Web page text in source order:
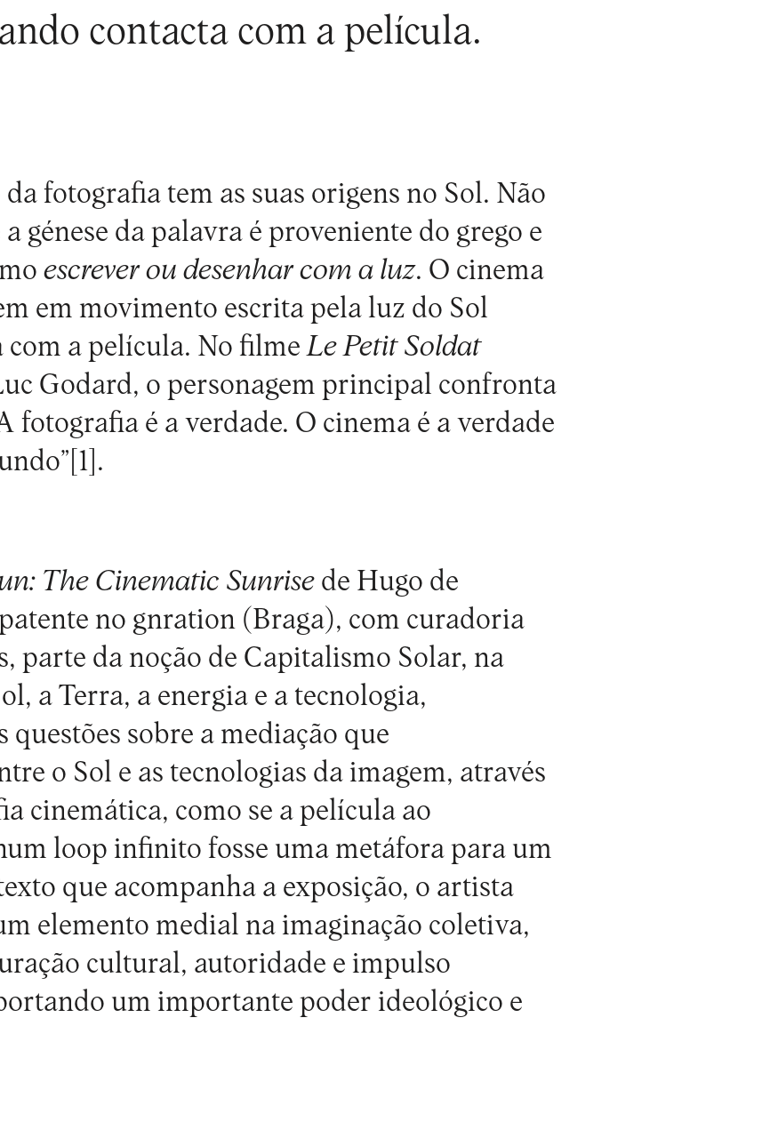
contacta com a película.
fotografia tem as suas origens no Sol. Não
génese da palavra é proveniente do grego e
escrever ou desenhar com a luz. O cinema
em movimento escrita pela luz do Sol
com a película. No filmeLe Petit Soldat
Godard, o personagem principal confronta
fotografia é a verdade. O cinema é a verdade
[1] .
The Cinematic Sunrise de Hugo de
no gnration (Braga), com curadoria
parte da noção de Capitalismo Solar, na
a Terra, a energia e a tecnologia,
sobre a mediação que
o Sol e as tecnologias da imagem, através
cinemática, como se a película ao
loop infinito fosse uma metáfora para um
que acompanha a exposição, o artista
elemento medial na imaginação coletiva,
cultural, autoridade e impulso
um importante poder ideológico e